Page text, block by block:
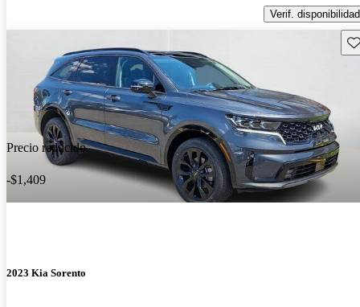
Verif. disponibilidad
Precio reducido
-$1,409
2023 Kia Sorento